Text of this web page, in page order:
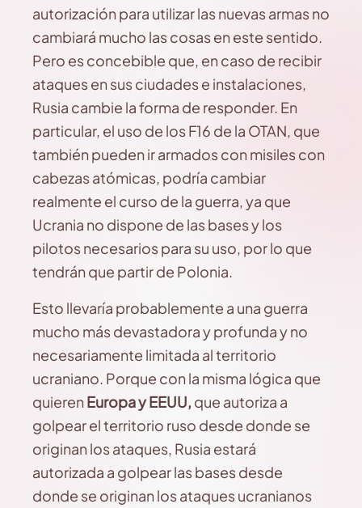
autorización para utilizar las nuevas armas no
cambiará mucho las cosas en este sentido.
Pero es concebible que, en caso de recibir
ataques en sus ciudades e instalaciones,
Rusia cambie la forma de responder. En
particular, el uso de los F16 de la OTAN, que
también pueden ir armados con misiles con
cabezas atómicas, podría cambiar
realmente el curso de la guerra, ya que
Ucrania no dispone de las bases y los
pilotos necesarios para su uso, por lo que
tendrán que partir de Polonia.
Esto llevaría probablemente a una guerra
mucho más devastadora y profunda y no
necesariamente limitada al territorio
ucraniano. Porque con la misma lógica que
quierenEuropa y EEUU, que autoriza a
golpear el territorio ruso desde donde se
originan los ataques, Rusia estará
autorizada a golpear las bases desde
donde se originan los ataques ucranianos